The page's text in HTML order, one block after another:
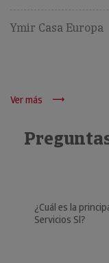
Ymir Casa Europa
Ver más
¿Cuál es la
Servicios Sl?